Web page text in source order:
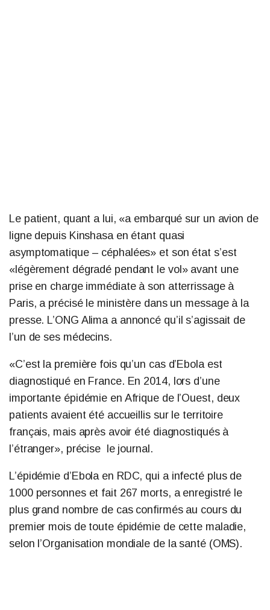
Le patient, quant a lui, «a embarqué sur un avion de
ligne depuis Kinshasa en étant quasi
asymptomatique – céphalées» et son état s’est
«légèrement dégradé pendant le vol» avant une
prise en charge immédiate à son atterrissage à
Paris, a précisé le ministère dans un message à la
presse. L’ONG Alima a annoncé qu’il s’agissait de
l’un de ses médecins.
«C’est la première fois qu’un cas d’Ebola est
diagnostiqué en France. En 2014, lors d’une
importante épidémie en Afrique de l’Ouest, deux
patients avaient été accueillis sur le territoire
français, mais après avoir été diagnostiqués à
l’étranger», précise le journal.
L’épidémie d’Ebola en RDC, qui a infecté plus de
1000 personnes et fait 267 morts, a enregistré le
plus grand nombre de cas confirmés au cours du
premier mois de toute épidémie de cette maladie,
selon l’Organisation mondiale de la santé (OMS).